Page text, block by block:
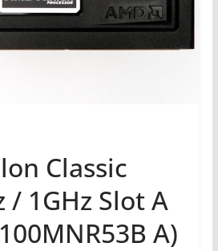
Classic
/ 1GHz Slot A
A)